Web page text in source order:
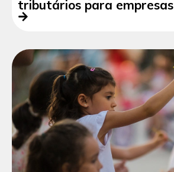
tributários para empresas